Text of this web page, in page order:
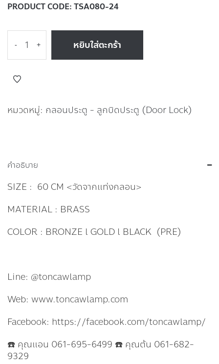
PRODUCT CODE: TSA080-24
- + หยิบใส่ตะกร้า
หมวดหมู่: กลอนประตู - ลูกบิดประตู (Door Lock)
คำอธิบาย
SIZE : 60 CM <วัดจากแท่งกลอน>
MATERIAL : BRASS
COLOR : BRONZE l GOLD l BLACK (PRE)
Line: @toncawlamp
Web: www.toncawlamp.com
Facebook: https://facebook.com/toncawlamp/
☎️ คุณแอน 061-695-6499 ☎️ คุณต้น 061-682-
9329